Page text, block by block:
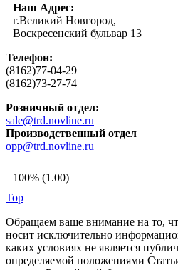
Наш Адрес:
г.Великий Новгород,
Воскресенский бульвар 13
Телефон:
(8162)77-04-29
(8162)73-27-74
Розничный отдел:
sale@trd.novline.ru
Производственный отдел
opp@trd.novline.ru
100% (1.00)
Top
Обращаем ваше внимание на то,
носит исключительно
каких условиях не является
определяемой положениями